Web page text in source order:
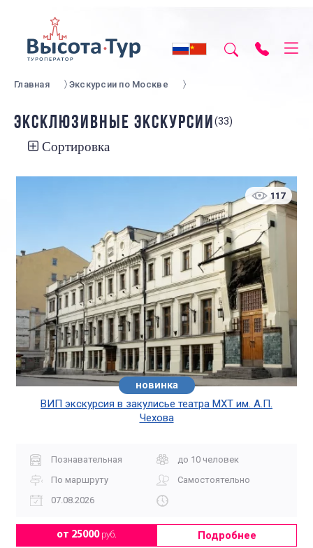
Главная Экскурсии по Москве
ЭКСКЛЮЗИВНЫЕ ЭКСКУРСИИ(33)
Сортировка
117
новинка
ВИП экскурсия в закулисье театра МХТ им. А.П.
Чехова
Познавательная
до 10 человек
По маршруту
Самостоятельно
07.08.2026
от 25000руб. Подробнее